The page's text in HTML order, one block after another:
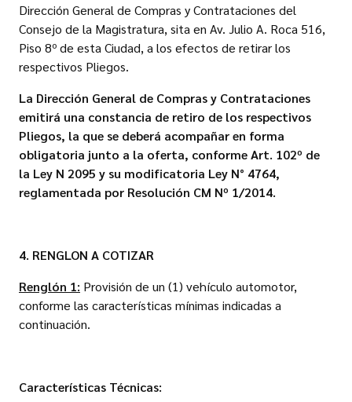
Dirección General de Compras y Contrataciones del
Consejo de la Magistratura, sita en Av. Julio A. Roca 516,
Piso 8º de esta Ciudad, a los efectos de retirar los
respectivos Pliegos.
La Dirección General de Compras y Contrataciones
emitirá una constancia de retiro de los respectivos
Pliegos, la que se deberá acompañar en forma
obligatoria junto a la oferta, conforme Art. 102º de
la Ley N 2095 y su modificatoria Ley N° 4764,
reglamentada por Resolución CM Nº 1/2014.
4. RENGLON A COTIZAR
Renglón 1: Provisión de un (1) vehículo automotor,
conforme las características mínimas indicadas a
continuación.
Características Técnicas: